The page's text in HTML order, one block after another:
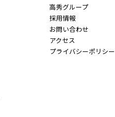
高秀グループ
採用情報
お問い合わせ
アクセス
プライバシーポリシー